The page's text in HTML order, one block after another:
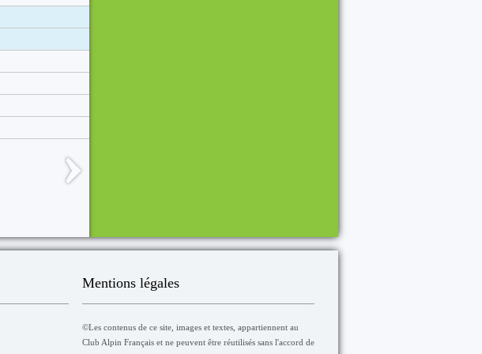
Mentions légales
©Les contenus de ce site, images et textes, appartiennent au
Club Alpin Français et ne peuvent être réutilisés sans l'accord de